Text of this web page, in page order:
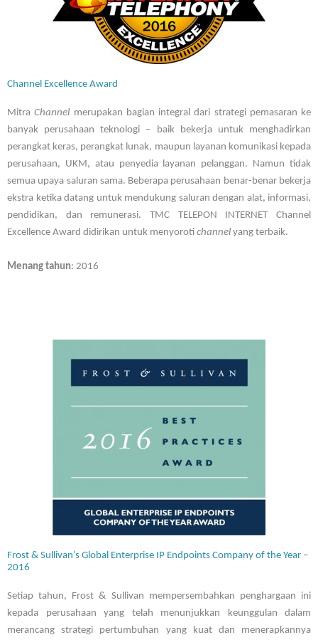
Channel Excellence Award
MitraChannel merupakan bagian integral dari strategi pemasaran ke
banyak perusahaan teknologi – baik bekerja untuk menghadirkan
perangkat keras, perangkat lunak, maupun layanan komunikasi kepada
perusahaan, UKM, atau penyedia layanan pelanggan. Namun tidak
semua upaya saluran sama. Beberapa perusahaan benar-benar bekerja
ekstra ketika datang untuk mendukung saluran dengan alat, informasi,
pendidikan, dan remunerasi. TMC TELEPON INTERNET Channel
Excellence Award didirikan untuk menyoroti channel yang terbaik.
Menang tahun: 2016
Frost & Sullivan’s Global Enterprise IP Endpoints Company of the Year –
2016
Setiap tahun, Frost & Sullivan mempersembahkan penghargaan ini
kepada perusahaan yang telah menunjukkan keunggulan dalam
merancang strategi pertumbuhan yang kuat dan menerapkannya